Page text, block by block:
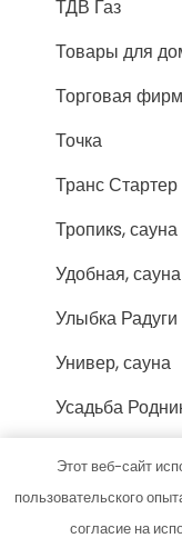
ТДВ Газ
Товары для
Торговая
Точка
Транс Стартер
Тропикs, сауна
Удобная, сауна
Улыбка Радуги
Универ, сауна
Усадьба
Утулик,
Этот веб-сайт
пользовательского
согласие на